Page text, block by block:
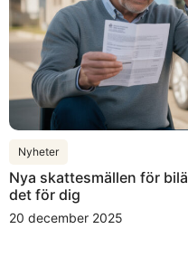
Nyheter
Nya skattesmällen för
det för dig
20 december 2025